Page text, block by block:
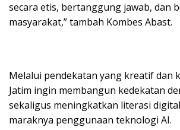
secara etis, bertanggung jawab, dan
masyarakat,” tambah Kombes Abast.
Melalui pendekatan yang kreatif dan
Jatim ingin membangun kedekatan
sekaligus meningkatkan literasi
maraknya penggunaan teknologi AI.